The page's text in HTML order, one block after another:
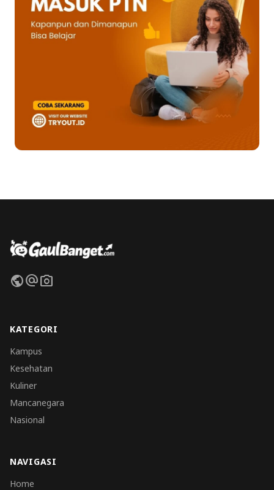
publicalternate_emailphoto_camera
KATEGORI
Kampus
Kesehatan
Kuliner
Mancanegara
Nasional
NAVIGASI
Home